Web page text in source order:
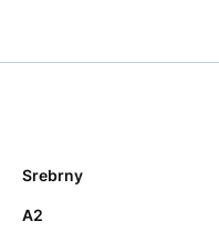
Srebrny
A2